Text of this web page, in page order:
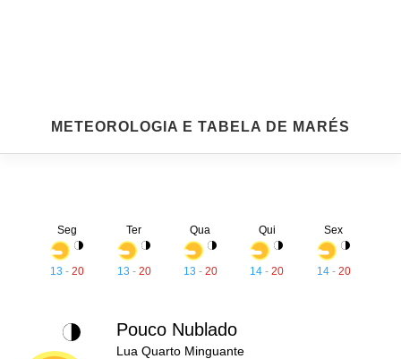
METEOROLOGIA E TABELA DE MARÉS
Lua Quarto Minguante
Pouco Nublado
Seg
13 -20
Ter
13 - 20
Qua
13 - 20
Qui
14 -20
Sex
14- 20